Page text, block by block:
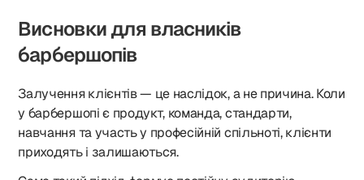
Висновки для власників
барбершопів
Залучення клієнтів — це наслідок, а не причина. Коли
у барбершопі є продукт, команда, стандарти,
навчання та участь у професійній спільноті, клієнти
приходять і залишаються.